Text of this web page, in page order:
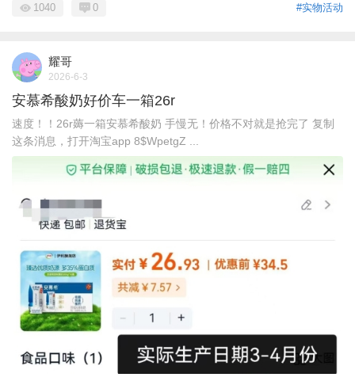
#实物活动
1040 0
耀哥
2026-6-3
安慕希酸奶好价车一箱26r
速度！！26r薅一箱安慕希酸奶 手慢无！价格不对就是抢完了 复制
这条消息，打开淘宝app 8$WpetgZ ...